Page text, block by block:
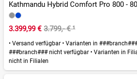
3.399,99 € 3.799,- €¹
• Versand verfügbar • Varianten in
###branch### nicht verfügbar • Varianten in
nicht in Filialen